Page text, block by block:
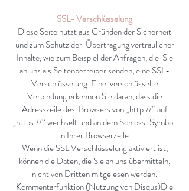
SSL- Verschlüsselung
Diese Seite nutzt aus Gründen der Sicherheit
und zum Schutz der Übertragung vertraulicher
Inhalte, wie zum Beispiel der Anfragen, die Sie
an uns als Seitenbetreiber senden, eine SSL-
Verschlüsselung. Eine verschlüsselte
Verbindung erkennen Sie daran, dass die
Adresszeile des Browsers von „http://“ auf
„https://“ wechselt und an dem Schloss-Symbol
in Ihrer Browserzeile.
Wenn die SSL Verschlüsselung aktiviert ist,
können die Daten, die Sie an uns übermitteln,
nicht von Dritten mitgelesen werden.
Kommentarfunktion (Nutzung von Disqus)Die